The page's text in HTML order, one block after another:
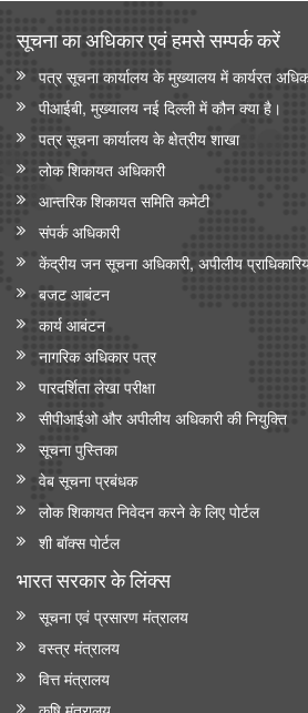
सूचना का अधिकार एवं हमसे सम्‍पर्क करें
पत्र सूचना कार्यालय के मुख्यालय में कार्यरत
पीआईबी, मुख्यालय नई दिल्ली में कौन क्या है।
पत्र सूचना कार्यालय के क्षेत्रीय शाखा
लोक शिकायत अधिकारी
आन्‍तरिक शिकायत समिति कमेटी
संपर्क अधिकारी
केंद्रीय जन सूचना अधिकारी, अपीलीय
बजट आबंटन
कार्य आबंटन
नागरिक अधिकार पत्र
पारदर्शिता लेखा परीक्षा
सीपीआईओ और अपी‍लीय अधिकारी की नियुक्ति
सूचना पुस्तिका
वेब सूचना प्रबंधक
लोक शिकायत निवेदन करने के लिए पोर्टल
शी बॉक्स पोर्टल
भारत सरकार के लिंक्‍स
सूचना एवं प्रसारण मंत्रालय
वस्त्र मंत्रालय
वित्त मंत्रालय